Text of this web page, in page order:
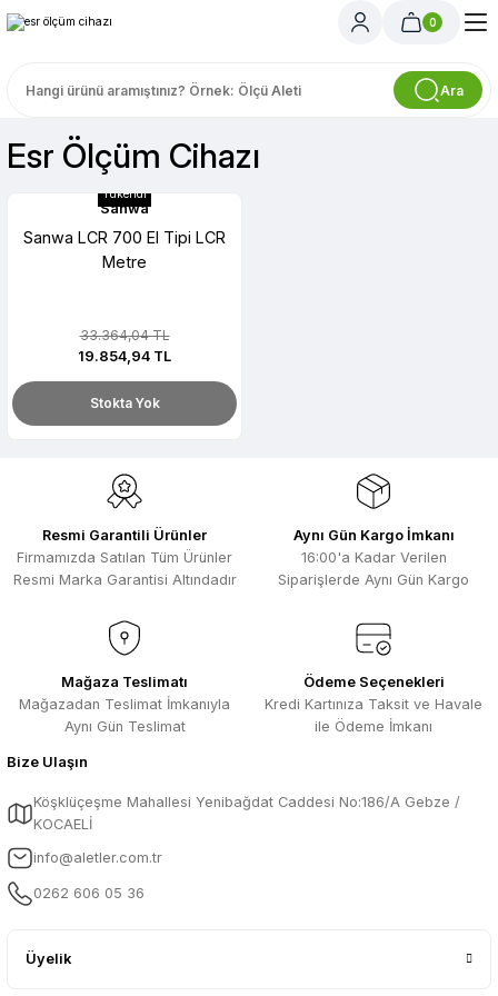
Ara
0
Esr Ölçüm Cihazı
Tükendi
Sanwa
Sanwa LCR 700 El Tipi LCR
Metre
33.364,04 TL
19.854,94 TL
Stokta Yok
Resmi Garantili Ürünler
Firmamızda Satılan Tüm Ürünler
Resmi Marka Garantisi Altındadır
Aynı Gün Kargo İmkanı
16:00'a Kadar Verilen
Siparişlerde Aynı Gün Kargo
Mağaza Teslimatı
Mağazadan Teslimat İmkanıyla
Aynı Gün Teslimat
Ödeme Seçenekleri
Kredi Kartınıza Taksit ve Havale
ile Ödeme İmkanı
Bize Ulaşın
Köşklüçeşme Mahallesi Yenibağdat Caddesi No:186/A Gebze /
KOCAELİ
info@aletler.com.tr
0262 606 05 36
Üyelik